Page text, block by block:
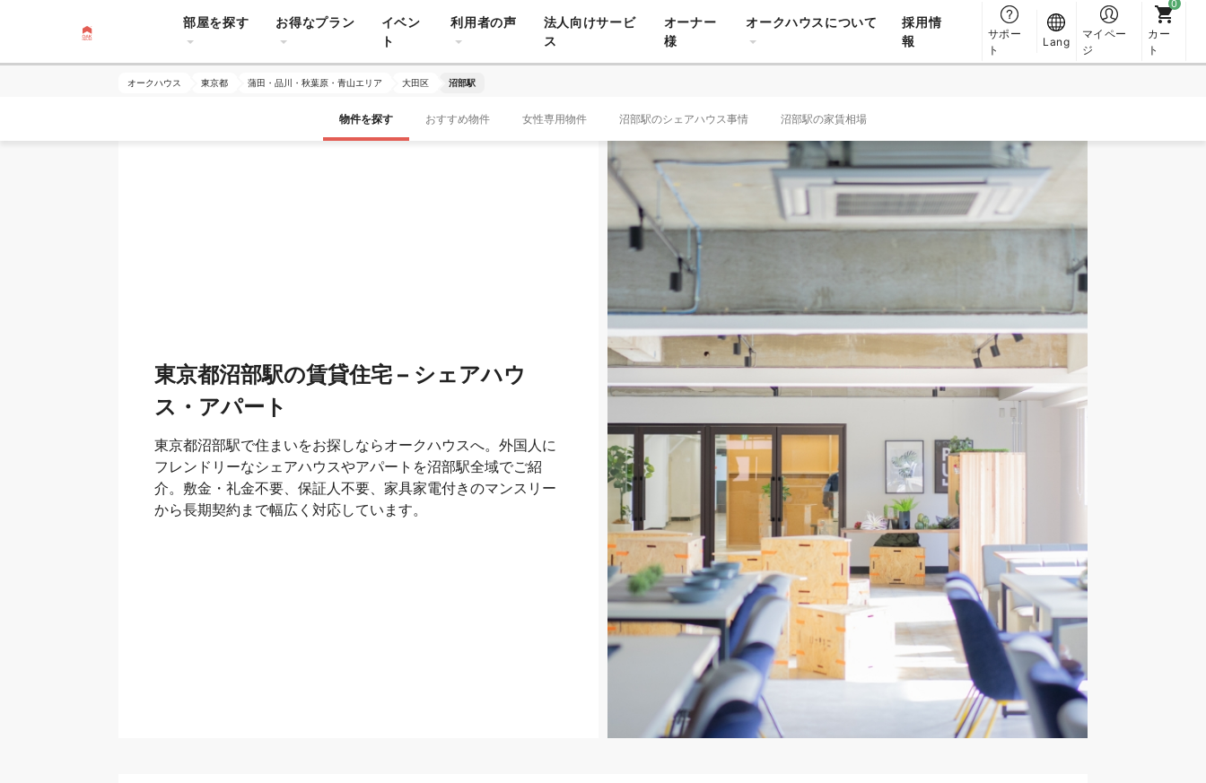
部屋を探す お得なプラン
イベン
ト
利用者の声
法人向けサービ
ス
オーナー
様
オークハウスについて
採用情
報
サポー
ト
Lang
マイペー
ジ
カー
ト
オークハウス 東京都 蒲田・品川・秋葉原・青山エリア 大田区 沼部駅
物件を探す おすすめ物件 女性専用物件 沼部駅のシェアハウス事情 沼部駅の家賃相場
東京都沼部駅の賃貸住宅 – シェアハウ
ス・アパート
東京都沼部駅で住まいをお探しならオークハウスへ。外国人に
フレンドリーなシェアハウスやアパートを沼部駅全域でご紹
介。敷金・礼金不要、保証人不要、家具家電付きのマンスリー
から長期契約まで幅広く対応しています。